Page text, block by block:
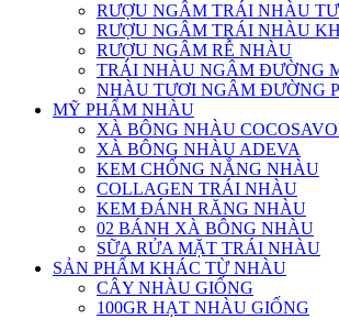
RƯỢU NGÂM TRÁI NHÀU
RƯỢU NGÂM TRÁI NHÀU
RƯỢU NGÂM RỄ NHÀU
TRÁI NHÀU NGÂM ĐƯỜNG
NHÀU TƯƠI NGÂM ĐƯỜNG
MỸ PHẨM NHÀU
XÀ BÔNG NHÀU
XÀ BÔNG NHÀU ADEVA
KEM CHỐNG NẮNG NHÀU
COLLAGEN TRÁI NHÀU
KEM ĐÁNH RĂNG NHÀU
02 BÁNH XÀ BÔNG NHÀU
SỮA RỬA MẶT TRÁI NHÀU
SẢN PHẨM KHÁC TỪ NHÀU
CÂY NHÀU GIỐNG
100GR HẠT NHÀU GIỐNG